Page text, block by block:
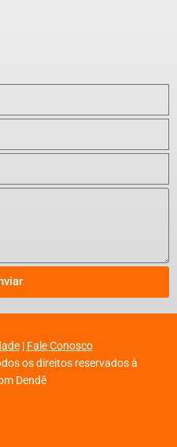
| Fale Conosco
os direitos reservados à
Dendê